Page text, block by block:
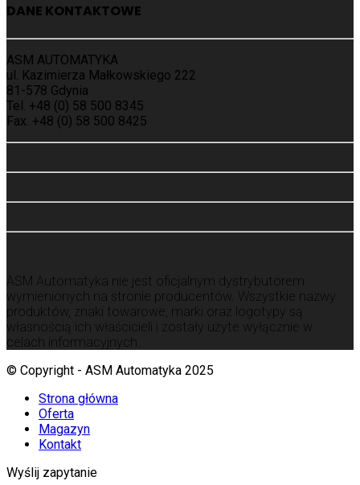
DANE KONTAKTOWE
ASM AUTOMATYKA
ul. Kazimierza Małkowskiego 222
81-578 Gdynia
Tel. +48 (0) 58 500 8345
Fax. +48 (0) 58 500 8425
ASM Automatyka nie jest oficjalnym dystrybutorem
wymienionych na stronie producentów. Wszystkie nazwy
produktów, znaki towarowe, marki oraz logotypy są
własnością ich właścicieli i zostały użyte wyłącznie w
celach informacyjnych.
© Copyright - ASM Automatyka 2025
Strona główna
Oferta
Magazyn
Kontakt
Wyślij zapytanie